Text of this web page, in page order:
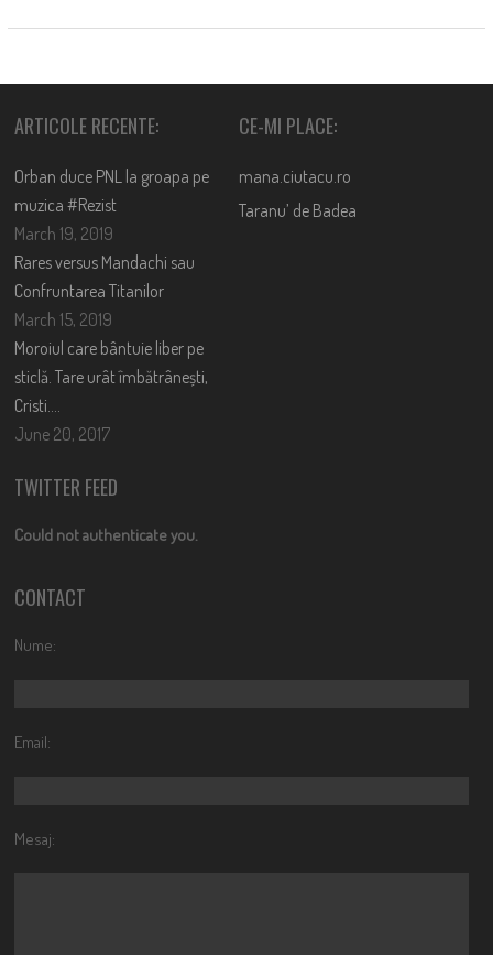
ARTICOLE RECENTE:
Orban duce PNL la groapa pe
muzica #Rezist
March 19, 2019
Rares versus Mandachi sau
Confruntarea Titanilor
March 15, 2019
Moroiul care bântuie liber pe
sticlă. Tare urât îmbătrânești,
Cristi….
June 20, 2017
CE-MI PLACE:
mana.ciutacu.ro
Taranu’ de Badea
TWITTER FEED
Could not authenticate you.
CONTACT
Nume:
Email:
Mesaj: